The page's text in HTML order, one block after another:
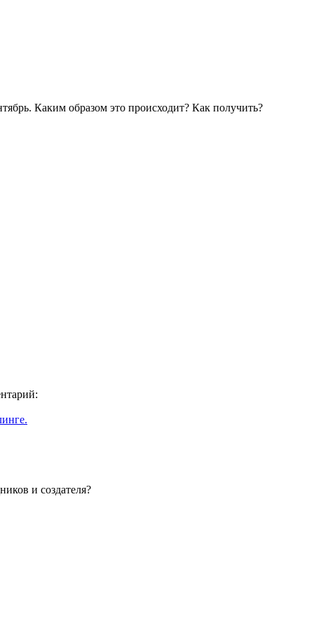
Каким образом это происходит? Как получить?
и создателя?